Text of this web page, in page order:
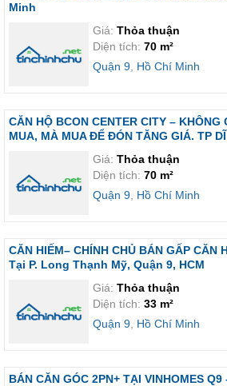
Minh
Giá: Thỏa thuận
Diện tích: 70 m²
Quận 9 Hồ Chí Minh
CĂN HỘ BCON CENTER CITY – KHÔNG
MUA, MÀ MUA ĐỂ ĐÓN TĂNG GIÁ. TP
Giá: Thỏa thuận
Diện tích: 70 m²
Quận 9 Hồ Chí Minh
CĂN HIẾM– CHÍNH CHỦ BÁN GẤP CĂN
Tại P. Long Thạnh Mỹ, Quận 9, HCM
Giá: Thỏa thuận
Diện tích: 33 m²
Quận 9 Hồ Chí Minh
BÁN CĂN GÓC 2PN+ TẠI VINHOMES Q9